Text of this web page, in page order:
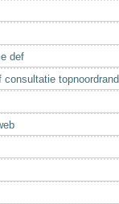
def
topnoordrand